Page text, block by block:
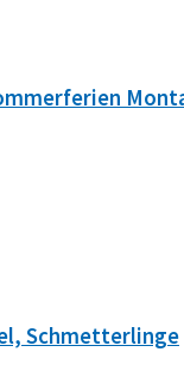
Schmetterlinge